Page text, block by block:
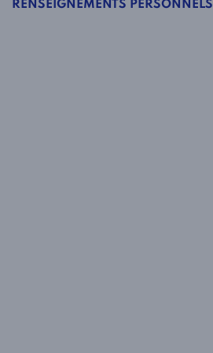
RENSEIGNEMENTS PERSONNELS